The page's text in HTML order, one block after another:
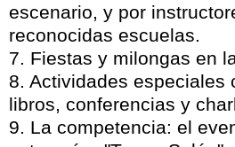
escenario, y por
reconocidas escuelas.
7. Fiestas y milongas en
8. Actividades especiales
libros, conferencias y
9. La competencia: el